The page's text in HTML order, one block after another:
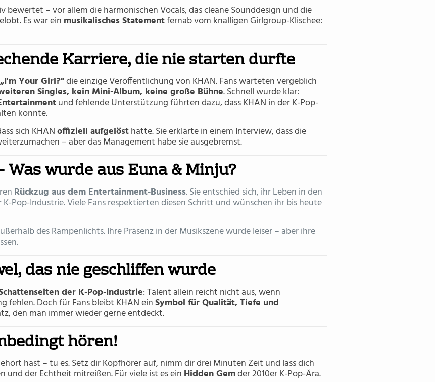
bewertet – vor allem die harmonischen Vocals, das cleane Sounddesign und die
Es war ein musikalisches Statementfernab vom knalligen Girlgroup-Klischee:
Karriere, die nie starten durfte
„I'm Your Girl?“die einzige Veröffentlichung von KHAN. Fans warteten vergeblich
Singles, kein Mini-Album, keine große Bühne. Schnell wurde klar:
und fehlende Unterstützung führten dazu, dass KHAN in der K-Pop-
konnte.
sich KHANoffiziell aufgelösthatte. Sie erklärte in einem Interview, dass die
– aber das Management habe sie ausgebremst.
Was wurde aus Euna & Minju?
Rückzug aus dem Entertainment-Business. Sie entschied sich, ihr Leben in den
Pop-Industrie. Viele Fans respektierten diesen Schritt und wünschen ihr bis heute
des Rampenlichts. Ihre Präsenz in der Musikszene wurde leiser – aber ihre
das nie geschliffen wurde
der K-Pop-Industrie: Talent allein reicht nicht aus, wenn
fehlen. Doch für Fans bleibt KHAN einSymbol für Qualität, Tiefe und
den man immer wieder gerne entdeckt.
hören!
hast – tu es. Setz dir Kopfhörer auf, nimm dir drei Minuten Zeit und lass dich
und der Echtheit mitreißen. Für viele ist es ein Hidden Gemder 2010er K-Pop-Ära.